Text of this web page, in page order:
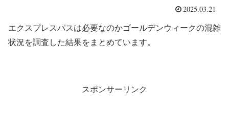
2025.03.21
エクスプレスパスは必要なのかゴールデンウィークの混雑
状況を調査した結果をまとめています。
スポンサーリンク